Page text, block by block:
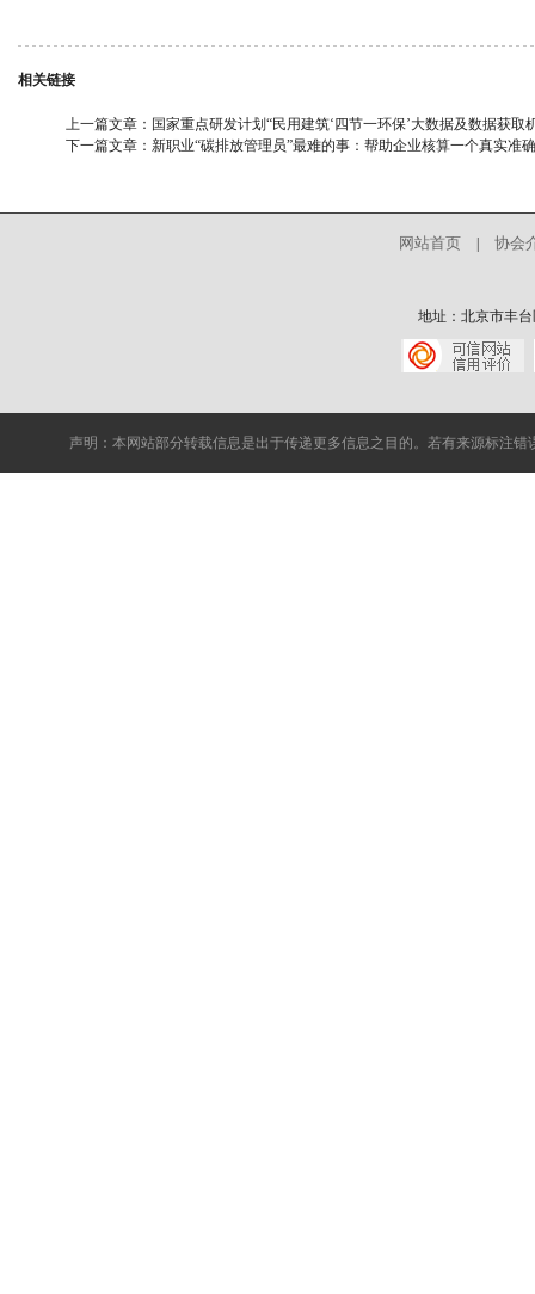
相关链接
上一篇文章： 国家重点研发计划“民用建筑‘四节一环保’大数据及数据获
下一篇文章： 新职业“碳排放管理员”最难的事：帮助企业核算一个真实准
网站首页 协会
地址：北京市丰台
声明：本网站部分转载信息是出于传递更多信息之目的。若有来源标注